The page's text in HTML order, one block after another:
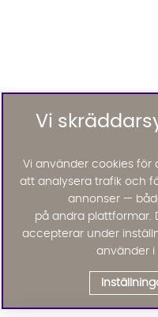
Vi
Vi använder cookies för
att analysera trafik och
annonser —
på andra plattformar.
accepterar under
använder i